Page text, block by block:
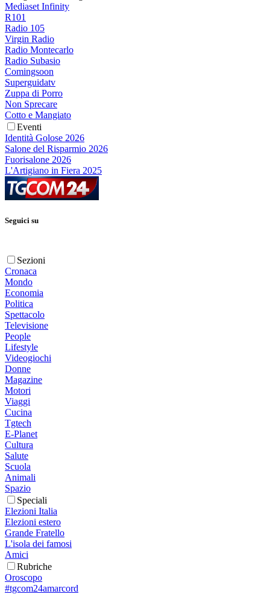
Mediaset Infinity
R101
Radio 105
Virgin Radio
Radio Montecarlo
Radio Subasio
Comingsoon
Superguidatv
Zuppa di Porro
Non Sprecare
Cotto e Mangiato
Eventi
Identità Golose 2026
Salone del Risparmio 2026
Fuorisalone 2026
L'Artigiano in Fiera 2025
Seguici su
Sezioni
Cronaca
Mondo
Economia
Politica
Spettacolo
Televisione
People
Lifestyle
Videogiochi
Donne
Magazine
Motori
Viaggi
Cucina
Tgtech
E-Planet
Cultura
Salute
Scuola
Animali
Spazio
Speciali
Elezioni Italia
Elezioni estero
Grande Fratello
L'isola dei famosi
Amici
Rubriche
Oroscopo
#tgcom24amarcord